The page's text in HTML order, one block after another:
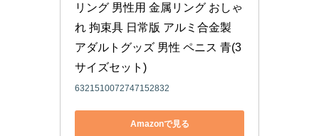
リング 男性用 金属リング おしゃ
れ 拘束具 日常版 アルミ合金製
アダルトグッズ 男性 ペニス 青(3
サイズセット)
6321510072747152832
Amazonで見る